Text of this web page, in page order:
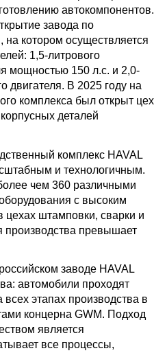
автокомпонентов.
завода по
на котором осуществляется
1,5-литрового
мощностью 150 л.с. и 2,0-
двигателя. В 2025 году на
комплекса был открыт цех
деталей
комплекс HAVAL
и технологичным.
чем 360 различными
с высоким
цехах штамповки, сварки и
производства превышает
заводе HAVAL
автомобили проходят
этапах производства в
концерна GWM. Подход
является
все процессы,